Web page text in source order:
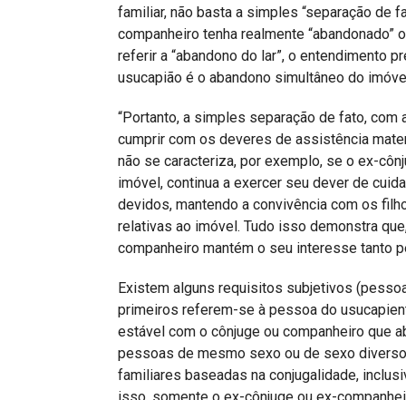
familiar, não basta a simples “separação de
companheiro tenha realmente
referir a “abandono do lar”, o entendimento
usucapião é o abandono simultâneo do
“Portanto, a simples separação de fato, com
cumprir com os deveres de assistência
não se caracteriza, por exemplo, se o ex-
imóvel, continua a exercer seu dever de
devidos, mantendo a convivência com os
relativas ao imóvel. Tudo isso demonstra
companheiro mantém o seu interesse tanto
Existem alguns requisitos subjetivos
primeiros referem-se à pessoa do
estável com o cônjuge ou companheiro que
pessoas de mesmo sexo ou de sexo
familiares baseadas na conjugalidade,